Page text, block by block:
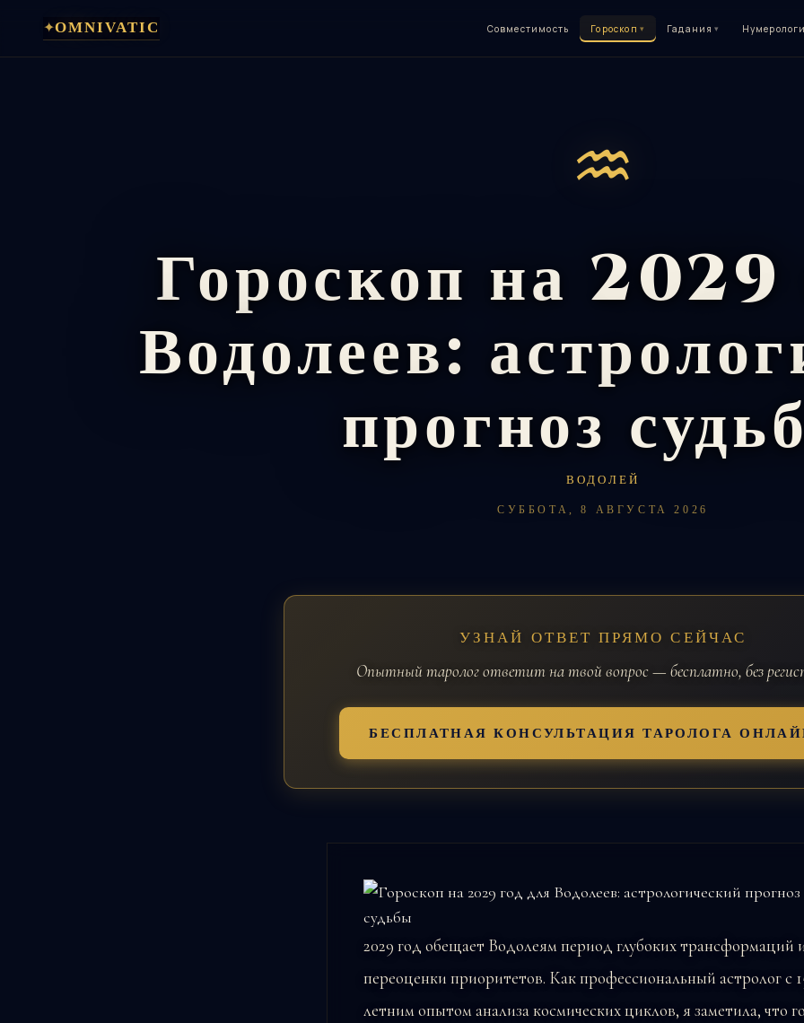
содержимому
✦OMNIVATIC Совместимость Гороскоп ▾ Гадания ▾
♒
Гороскоп на 2029
Водолеев:
прогноз
ВОДОЛЕЙ
СУББОТА, 8 АВГУСТА 2026
УЗНАЙ ОТВЕТ ПРЯМО СЕЙЧАС
Опытный таролог ответит на твой вопрос — бесплатно, без
БЕСПЛАТНАЯ КОНСУЛЬТАЦИЯ ТАРОЛОГА
2029 год обещает Водолеям период глубоких трансформаций
переоценки приоритетов. Как профессиональный астролог с
летним опытом анализа космических циклов, я заметила, что